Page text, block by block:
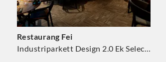
Restaurang Fei
Industriparkett Design 2.0 Ek Select 1415